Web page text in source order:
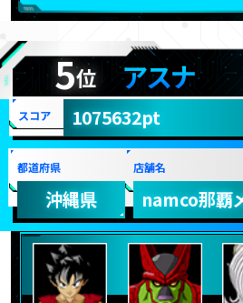
5位 アスナ
スコア 1075632pt
都道府県
沖縄県
店舗名
namco那覇